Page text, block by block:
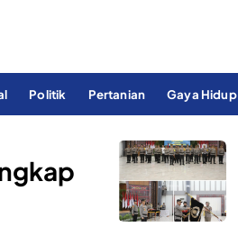
Politik Pertanian Gaya Hidup